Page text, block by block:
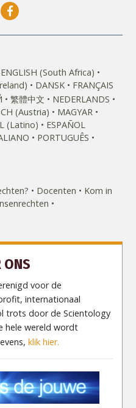
ENGLISH (South Africa)
DANSK FRANÇAIS
繁體中文
NEDERLANDS
(Austria)
MAGYAR
(Latino)
ESPAÑOL
PORTUGUÊS
Docenten
Kom in
ONS
voor de
internationaal
trots door de Scientology
hele wereld wordt
klik hier.